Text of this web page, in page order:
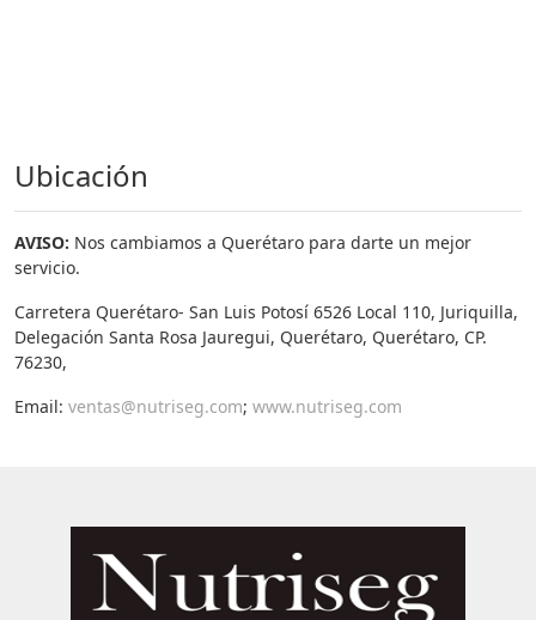
Ubicación
AVISO: Nos cambiamos a Querétaro para darte un mejor
servicio.
Carretera Querétaro- San Luis Potosí 6526 Local 110, Juriquilla,
Delegación Santa Rosa Jauregui, Querétaro, Querétaro, CP.
76230,
Email: ventas@nutriseg.com; www.nutriseg.com